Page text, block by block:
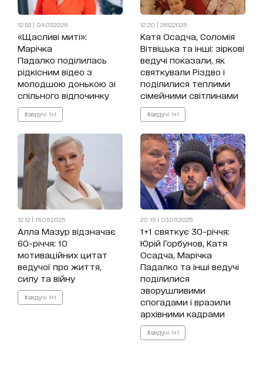
12:53 | 04.03.2026
«Щасливі миті»:
Марічка
Падалко поділилась
рідкісним відео з
молодшою донькою зі
спільного відпочинку
#ведучі 1+1
12:20 | 26.12.2025
Катя Осадча, Соломія
Вітвіцька та інші: зіркові
ведучі показали, як
святкували Різдво і
поділилися теплими
сімейними світлинами
#ведучі 1+1
12:12 | 16.09.2025
Алла Мазур відзначає
60-річчя: 10
мотиваційних цитат
ведучої про життя,
силу та війну
#ведучі 1+1
20:15 | 03.09.2025
1+1 святкує 30-річчя:
Юрій Горбунов, Катя
Осадча, Марічка
Падалко та інші ведучі
поділилися
зворушливими
спогадами і вразили
архівними кадрами
#ведучі 1+1